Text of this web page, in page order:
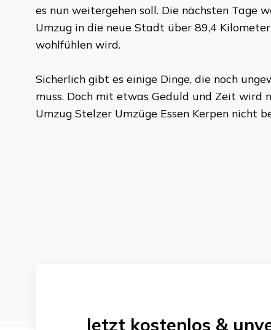
es nun weitergehen soll. Die nächsten Tage
Umzug in die neue Stadt über 89,4 Kilometer
wohlfühlen wird.
Sicherlich gibt es einige Dinge, die noch
muss. Doch mit etwas Geduld und Zeit wird
Umzug Stelzer Umzüge Essen Kerpennicht
Jetzt kostenlos &